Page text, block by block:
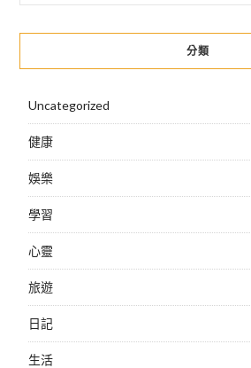
分類
Uncategorized
健康
娛樂
學習
心靈
旅遊
日記
生活